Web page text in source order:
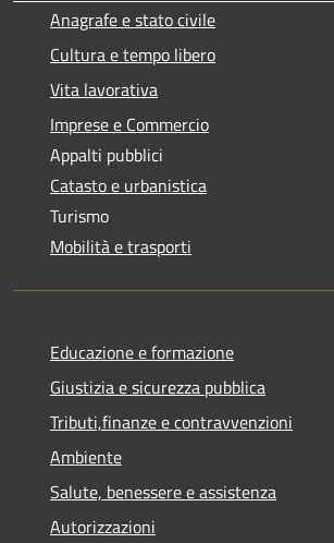
Anagrafe e stato civile
Cultura e tempo libero
Vita lavorativa
Imprese e Commercio
Appalti pubblici
Catasto e urbanistica
Turismo
Mobilità e trasporti
Educazione e formazione
Giustizia e sicurezza pubblica
Tributi,finanze e contravvenzioni
Ambiente
Salute, benessere e assistenza
Autorizzazioni